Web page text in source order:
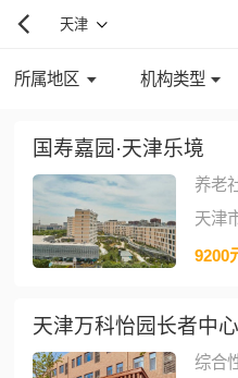
天津
所属地区 机构类型
国寿嘉园·天津乐境
养老
天津
9200
天津万科怡园长者中心
综合